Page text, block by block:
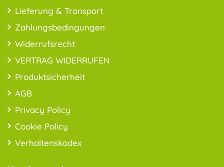
Lieferung & Transport
Zahlungsbedingungen
Widerrufsrecht
VERTRAG WIDERRUFEN
Produktsicherheit
AGB
Privacy Policy
Cookie Policy
Verhaltenskodex